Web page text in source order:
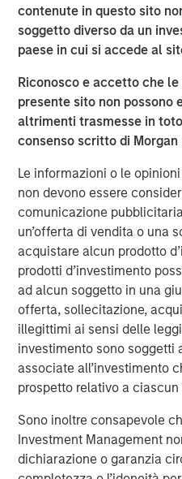
contenute in questo sito
soggetto diverso da un
paese in cui si accede al
Riconosco e accetto che
presente sito non possono
altrimenti trasmesse in
consenso scritto di Morgan
Le informazioni o le
non devono essere
comunicazione
un’offerta di vendita o una
acquistare alcun prodotto
prodotti d’investimento
ad alcun soggetto in una
offerta, sollecitazione,
illegittimi ai sensi delle
investimento sono soggetti
associate all’investimento
prospetto relativo a
Sono inoltre consapevole
Investment Management
dichiarazione o garanzia
technology and talent, and
Bridgepointe’s operating
Founded in 1998,
leading middle-market
approximately $21 billion of
of experience and sector
thematic approach to
business and consumer
and technology.
management teams to help
accelerate growth, with a
creation. The firm provides
complementary private
Charlesbank has offices in
more information, visit
follow Charlesbank on
Carlyle AlpInvest is a
investor with $102 billion of